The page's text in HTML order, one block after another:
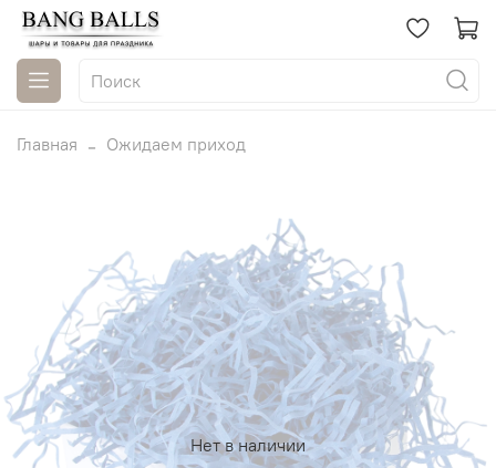
Главная Ожидаем приход
Нет в наличии